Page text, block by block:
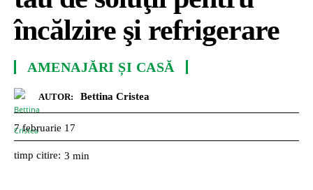
încălzire şi refrigerare
AMENAJĂRI ȘI CASĂ
AUTOR: Bettina Cristea
7 februarie 17
timp citire: 3 min